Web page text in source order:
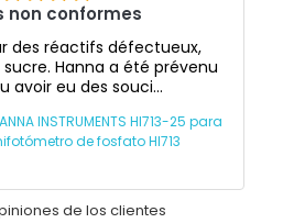
non conformes
des réactifs défectueux,
Hanna a été prévenu
avoir eu des souci...
INSTRUMENTS HI713-25 para
de fosfato HI713
de los clientes